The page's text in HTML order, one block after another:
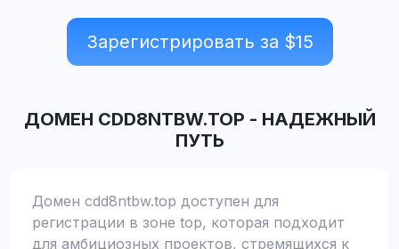
Зарегистрировать за $15
ДОМЕН CDD8NTBW.TOP - НАДЕЖНЫЙ
ПУТЬ
Домен cdd8ntbw.top доступен для
регистрации в зоне top, которая подходит
для амбициозных проектов, стремящихся к